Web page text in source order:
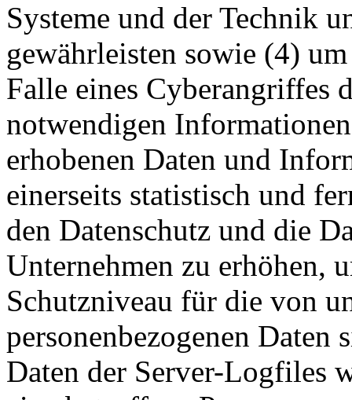
Systeme und der Technik
gewährleisten sowie (4)
Falle eines Cyberangriffes
notwendigen
erhobenen Daten und
einerseits statistisch und
den Datenschutz und die
Unternehmen zu erhöhen,
Schutzniveau für die von
personenbezogenen Daten
Daten der Server-Logfiles